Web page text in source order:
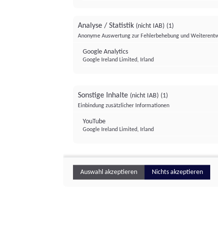
Analyse / Statistik (nicht IAB) (1)
Anonyme Auswertung zur Fehlerbehebung und
Google Analytics
Google Ireland Limited, Irland
Sonstige Inhalte (nicht IAB) (1)
Einbindung zusätzlicher Informationen
YouTube
Google Ireland Limited, Irland
Auswahl akzeptieren Nichts akzeptieren